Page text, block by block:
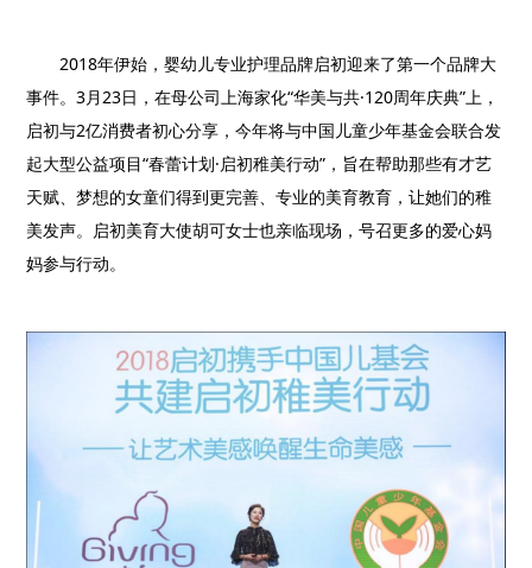
2018年伊始，婴幼儿专业护理品牌启初迎来了第一个品牌大
事件。3月 23日，在母公司上海家化“华美与共·120周年庆典”上，
启初与2亿消费者初心分享，今年将与中国儿童少年基金会联合发
起大型公益项目“春蕾计划·启初稚美行动”，旨在帮助那些有才艺
天赋、梦想的女童们得到更完善、专业的美育教育，让她们的稚
美发声。启初美育大使胡可女士也亲临现场，号召更多的爱心妈
妈参与行动。